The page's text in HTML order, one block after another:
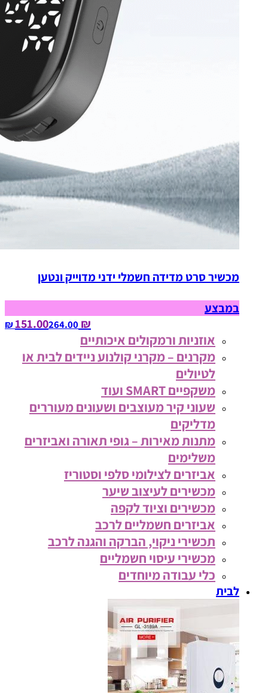
מכשיר סרט מדידה חשמלי ידני מדוייק ונטען
במבצע
₪ 151.00
264.00‏ ₪
אוזניות ורמקולים איכותיים
מקרנים – מקרני קולנוע ניידים לבית או
לטיולים
משקפיים SMART ועוד
שעוני קיר מעוצבים ושעונים מעוררים
מדליקים
מתנות מאירות – גופי תאורה ואביזרים
משלימים
אביזרים לצילומי סלפי וסטוריז
מכשירים לעיצוב שיער
מכשירים וציוד לקפה
אביזרים חשמליים לרכב
תכשירי ניקוי, הברקה והגנה לרכב
מכשירי עיסוי חשמליים
כלי עבודה מיוחדים
לבית